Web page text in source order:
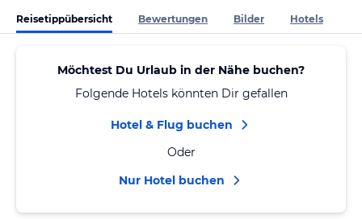
Reisetippübersicht Bewertungen Bilder Hotels
Möchtest Du Urlaub in der Nähe buchen?
Folgende Hotels könnten Dir gefallen
Hotel & Flug buchen
Oder
Nur Hotel buchen